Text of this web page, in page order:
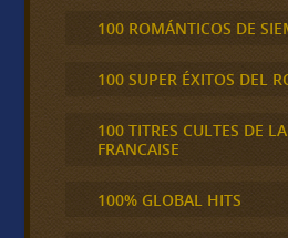
100 ROMÁNTICOS DE
100 SUPER ÉXITOS DEL
100 TITRES CULTES DE
FRANCAISE
100% GLOBAL HITS